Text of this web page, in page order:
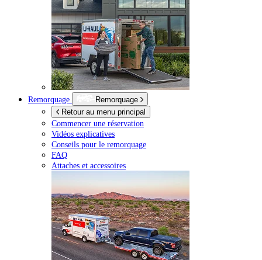
Remorquage
Remorquage
Retour au menu principal
Commencer une réservation
Vidéos explicatives
Conseils pour le remorquage
FAQ
Attaches et accessoires